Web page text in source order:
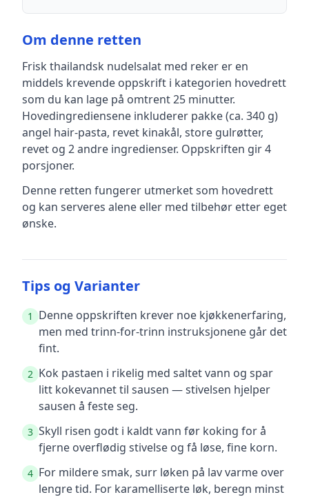
Om denne retten
Frisk thailandsk nudelsalat med reker er en
middels krevende oppskrift i kategorien hovedrett
som du kan lage på omtrent 25 minutter.
Hovedingrediensene inkluderer pakke (ca. 340 g)
angel hair-pasta, revet kinakål, store gulrøtter,
revet og 2 andre ingredienser. Oppskriften gir4
porsjoner.
Denne retten fungerer utmerket som hovedrett
og kan serveres alene eller med tilbehør etter eget
ønske.
Tips og Varianter
1
Denne oppskriften krever noe kjøkkenerfaring,
men med trinn-for-trinn instruksjonene går det
fint.
2 Kok pastaen i rikelig med saltet vann og spar
litt kokevannet til sausen — stivelsen hjelper
sausen å feste seg.
3 Skyll risen godt i kaldt vann før koking for å
fjerne overflødig stivelse og få løse, fine korn.
4 For mildere smak, surr løken på lav varme over
lengre tid. For karamelliserte løk, beregn minst